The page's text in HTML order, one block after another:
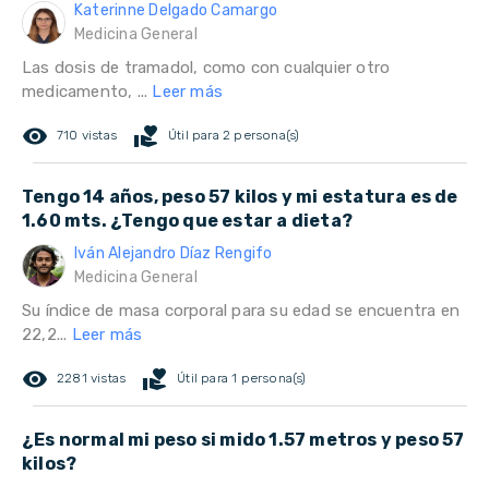
Katerinne Delgado Camargo
Medicina General
Las dosis de tramadol, como con cualquier otro
medicamento, ... Leer más
remove_red_eye 710 vistas volunteer_activism Útil para 2 persona(s)
Tengo 14 años, peso 57 kilos y mi estatura es de
1.60 mts. ¿Tengo que estar a dieta?
Iván Alejandro Díaz Rengifo
Medicina General
Su índice de masa corporal para su edad se encuentra en
22,2... Leer más
remove_red_eye 2281 vistas volunteer_activism Útil para 1 persona(s)
¿Es normal mi peso si mido 1.57 metros y peso 57
kilos?